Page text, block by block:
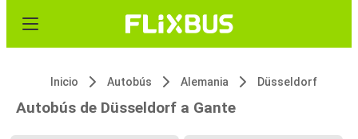
Inicio Autobús Alemania Düsseldorf
Autobús de Düsseldorf a Gante